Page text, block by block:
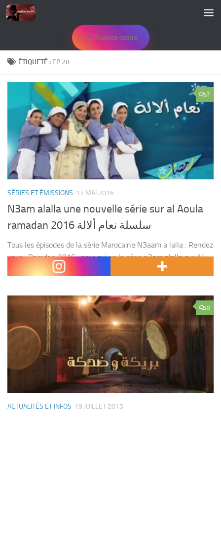
Skip to content
Suivez-nous
ÉTIQUETÉ : EP 28
2
SÉRIES ET ÉMISSIONS 17 MAI 2016
N3am alalla une nouvelle série sur al Aoula
ramadan 2016 سلسلة نعام ألالة
Tous les épisodes de la série Marocaine N3aam a lalla : Rendez
vous , Ramdan 2016 , pour suivre la série n3am alalla sur Al
aoula . Avec : naima ilyasse , meriem zaimi...
0
ACTUALITÉS ET INFOS 19 JUILLET 2015